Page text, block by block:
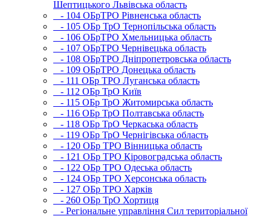
Шептицького Львівська область
- 104 ОБрТРО Рівненська область
- 105 ОБр ТрО Тернопільська область
- 106 ОБрТРО Хмельницька область
- 107 ОБрТРО Чернівецька область
- 108 ОБрТРО Дніпропетровська область
- 109 ОБрТРО Донецька область
- 111 ОБр ТРО Луганська область
- 112 ОБр ТрО Київ
- 115 ОБр ТрО Житомирська область
- 116 ОБр ТрО Полтавська область
- 118 ОБр ТрО Черкаська область
- 119 ОБр ТрО Чернігівська область
- 120 ОБр ТРО Вінницька область
- 121 ОБр ТРО Кіровоградська область
- 122 ОБр ТРО Одеська область
- 124 ОБр ТРО Херсонська область
- 127 ОБр ТРО Харків
- 260 ОБр ТрО Хортиця
- Регіональне управління Сил територіальної